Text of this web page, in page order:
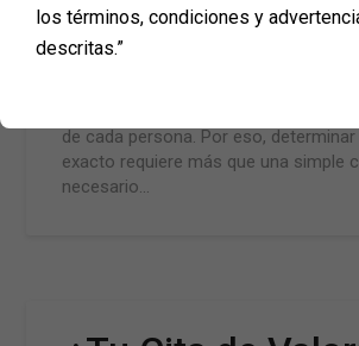
Cuando piensas en una cirugía
pregunta que surge suele ser:
embargo, la respuesta no es tan
de cada persona. Por eso,
exacto requiere más que una simple
necesario…
los términos, condiciones y
descritas.”